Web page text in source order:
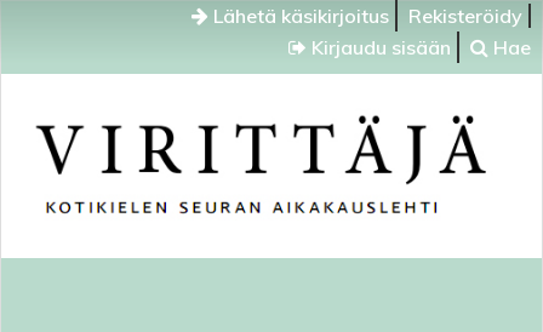
Lähetä käsikirjoitus
Rekisteröidy
Kirjaudu sisään
Hae